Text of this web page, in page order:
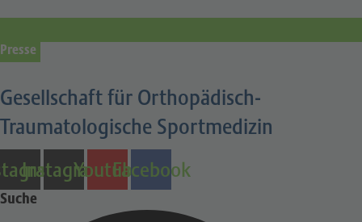
Presse
Gesellschaft für Orthopädisch-
Traumatologische Sportmedizin
InstagramYoutubeFacebook
Suche